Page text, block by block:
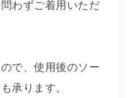
わずご着用いただ
で、使用後のソー
承ります。